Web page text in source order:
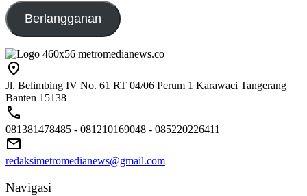
Berlangganan
Jl. Belimbing IV No. 61 RT 04/06 Perum 1 Karawaci Tangerang
Banten 15138
081381478485 - 081210169048 - 085220226411
redaksimetromedianews@gmail.com
Navigasi